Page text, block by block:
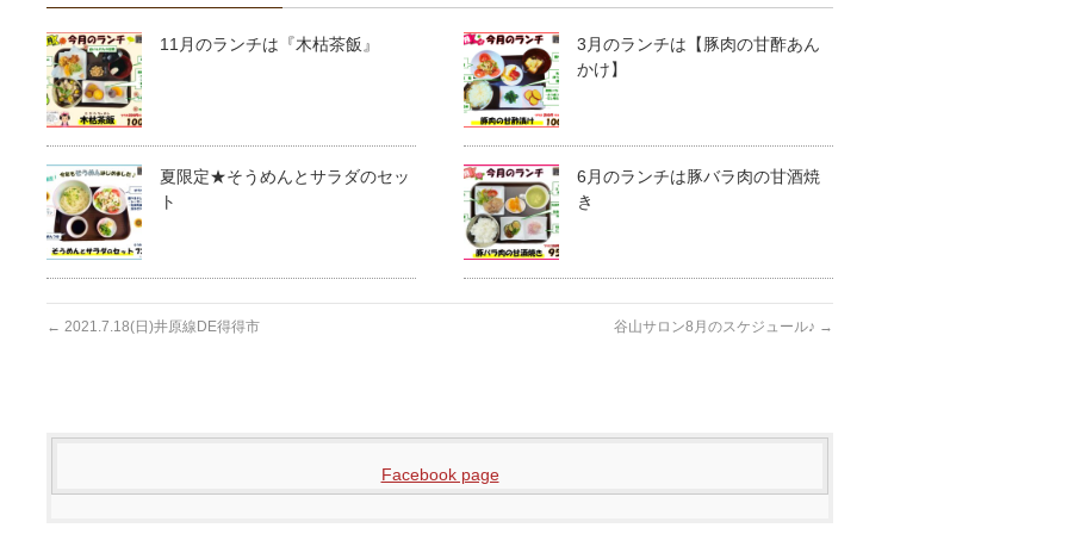
11月のランチは『木枯茶飯』
3月のランチは【豚肉の甘酢あん
かけ】
夏限定★そうめんとサラダのセッ
ト
6月のランチは豚バラ肉の甘酒焼
き
← 2021.7.18(日)井原線DE得得市 谷山サロン8月のスケジュール♪ →
Facebook page